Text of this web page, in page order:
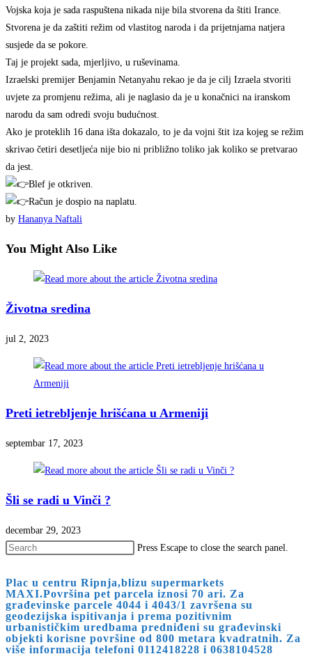
Vojska koja je sada raspuštena nikada nije bila stvorena da štiti Irance.
Stvorena je da zaštiti režim od vlastitog naroda i da prijetnjama natjera
susjede da se pokore.
Taj je projekt sada, mjerljivo, u ruševinama.
Izraelski premijer Benjamin Netanyahu rekao je da je cilj Izraela stvoriti
uvjete za promjenu režima, ali je naglasio da je u konačnici na iranskom
narodu da sam odredi svoju budućnost.
Ako je proteklih 16 dana išta dokazalo, to je da vojni štit iza kojeg se režim
skrivao četiri desetljeća nije bio ni približno toliko jak koliko se pretvarao
da jest.
Blef je otkriven.
Račun je dospio na naplatu.
by Hananya Naftali
You Might Also Like
Životna sredina
jul 2, 2023
Preti ietrebljenje hrišćana u Armeniji
septembar 17, 2023
Šli se radi u Vinči ?
decembar 29, 2023
Press Escape to close the search panel.
Plac u centru Ripnja,blizu supermarkets
MAXI.Površina pet parcela iznosi 70 ari. Za
građevinske parcele 4044 i 4043/1 završena su
geodezijska ispitivanja i prema pozitivnim
urbanističkim uredbama predniđeni su građevinski
objekti korisne površine od 800 metara kvadratnih. Za
više informacija telefoni 0112418228 i 0638104528